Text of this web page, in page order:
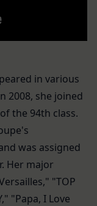
in various
2008, she joined
the 94th class.
was assigned
Her major
"TOP
"Papa, I Love
流に関する情
情報
よびその他
りお客様が提
とがありま
お客様情報
て定める利用
く、より価値
下「クッキ
す。
本サービスと
ス」といいま
者をいいま
ービスの利用
本サービスの
関係を定める
ビスに関する
又は第11条